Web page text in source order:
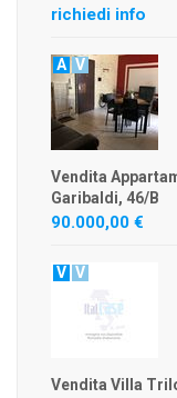
richiedi info
A V
Vendita
Garibaldi, 46/B
90.000,00 €
V V
Vendita Villa